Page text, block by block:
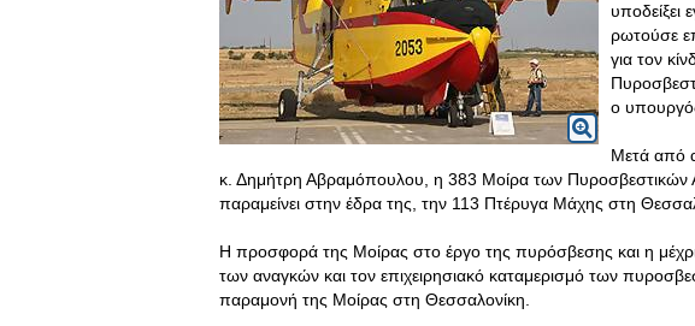
υποδείξει
ρωτούσε
για τον
ο
Μετά από
κ. Δημήτρη Αβραμόπουλου, η 383 Μοίρα των Πυροσβεστικών
παραμείνει στην έδρα της, την 113 Πτέρυγα Μάχης στη
Η προσφορά της Μοίρας στο έργο της πυρόσβεσης και η
των αναγκών και τον επιχειρησιακό καταμερισμό των
παραμονή της Μοίρας στη Θεσσαλονίκη.